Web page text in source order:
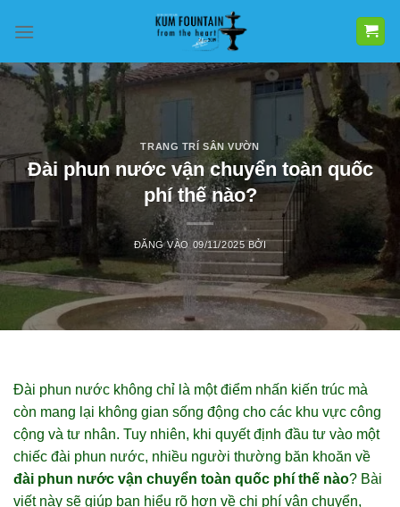
qua
dung
TRANG TRÍ SÂN VƯỜN
Đài phun nước vận chuyển toàn quốc
phí thế nào?
ĐĂNG VÀO 09/11/2025 BỞI
Đài phun nước không chỉ là một điểm nhấn kiến trúc mà
còn mang lại không gian sống động cho các khu vực công
cộng và tư nhân. Tuy nhiên, khi quyết định đầu tư vào một
chiếc đài phun nước, nhiều người thường băn khoăn về
đài phun nước vận chuyển toàn quốc phí thế nào? Bài
viết này sẽ giúp bạn hiểu rõ hơn về chi phí vận chuyển,